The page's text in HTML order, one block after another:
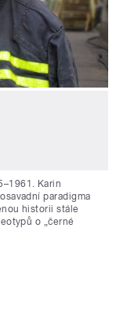
Karin
paradigma
historii stále
o „černé